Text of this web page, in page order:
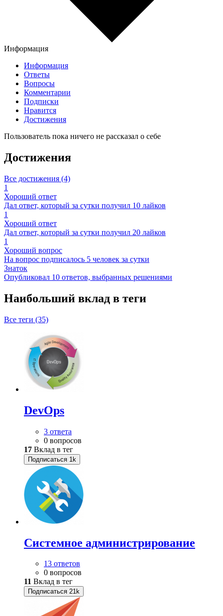
Информация
Информация
Ответы
Вопросы
Комментарии
Подписки
Нравится
Достижения
Пользователь пока ничего не рассказал о себе
Достижения
Все достижения (4)
1
Хороший ответ
Дал ответ, который за сутки получил 10 лайков
1
Хороший ответ
Дал ответ, который за сутки получил 20 лайков
1
Хороший вопрос
На вопрос подписалось 5 человек за сутки
Знаток
Опубликовал 10 ответов, выбранных решениями
Наибольший вклад в теги
Все теги (35)
DevOps
3 ответа
0 вопросов
17 Вклад в тег
Подписаться 1k
Системное администрирование
13 ответов
0 вопросов
11 Вклад в тег
Подписаться 21k